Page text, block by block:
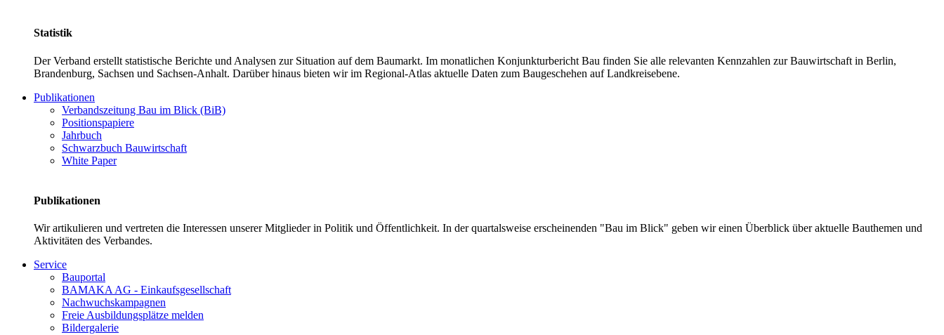
Statistik
Der Verband erstellt statistische Berichte und Analysen zur Situation auf dem Baumarkt. Im monatlichen Konjunkturbericht Bau finden Sie alle relevanten Kennzahlen zur Bauwirtschaft in Berlin,
Brandenburg, Sachsen und Sachsen-Anhalt. Darüber hinaus bieten wir im Regional-Atlas aktuelle Daten zum Baugeschehen auf Landkreisebene.
Publikationen
Verbandszeitung Bau im Blick (BiB)
Positionspapiere
Jahrbuch
Schwarzbuch Bauwirtschaft
White Paper
Publikationen
Wir artikulieren und vertreten die Interessen unserer Mitglieder in Politik und Öffentlichkeit. In der quartalsweise erscheinenden "Bau im Blick" geben wir einen Überblick über aktuelle Bauthemen und
Aktivitäten des Verbandes.
Service
Bauportal
BAMAKA AG - Einkaufsgesellschaft
Nachwuchskampagnen
Freie Ausbildungsplätze melden
Bildergalerie